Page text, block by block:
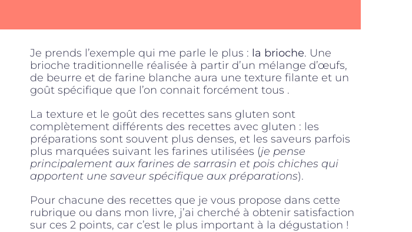
Je prends l’exemple qui me parle le plus : la brioche. Une
brioche traditionnelle réalisée à partir d’un mélange d’œufs,
de beurre et de farine blanche aura une texture filante et un
goût spécifique que l’on connait forcément tous .
La texture et le goût des recettes sans gluten sont
complètement différents des recettes avec gluten : les
préparations sont souvent plus denses, et les saveurs parfois
plus marquées suivant les farines utilisées (je pense
principalement aux farines de sarrasin et pois chiches qui
apportent une saveur spécifique aux préparations).
Pour chacune des recettes que je vous propose dans cette
rubrique ou dans mon livre, j’ai cherché à obtenir satisfaction
sur ces 2 points, car c’est le plus important à la dégustation !